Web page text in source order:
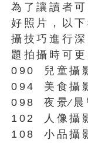
為了讓讀者
好照片，以
攝技巧進行
題拍攝時可
090
兒童攝
094
美食攝
098
夜景∕
102
人像攝
108
小品攝